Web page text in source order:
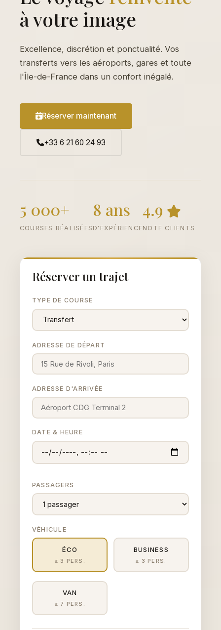
à votre image
Excellence, discrétion et ponctualité. Vos
transferts vers les aéroports, gares et toute
l'Île-de-France dans un confort inégalé.
Réserver maintenant
+33 6 21 60 24 93
5 000+
COURSES RÉALISÉES
8 ans
D'EXPÉRIENCE
4.9
NOTE CLIENTS
Réserver un trajet
TYPE DE COURSE
ADRESSE DE DÉPART
ADRESSE D'ARRIVÉE
DATE & HEURE
PASSAGERS
VÉHICULE
ÉCO
≤ 3 PERS.
BUSINESS
≤ 3 PERS.
VAN
≤ 7 PERS.